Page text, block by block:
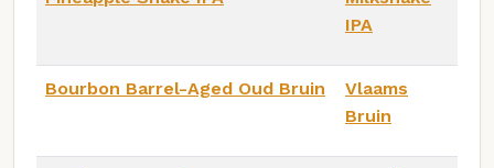
IPA
Bourbon Barrel-Aged Oud Bruin
Vlaams
Bruin